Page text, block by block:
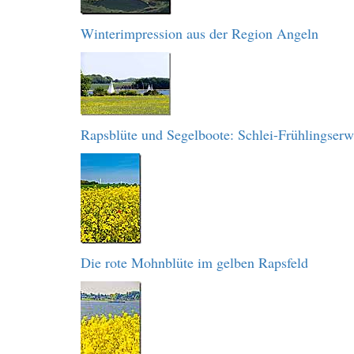
Winterimpression aus der Region Angeln
Rapsblüte und Segelboote: Schlei-
Die rote Mohnblüte im gelben Rapsfeld